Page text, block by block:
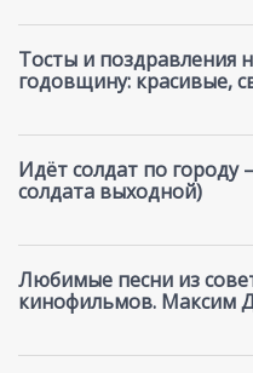
Тосты и поздравления
годовщину: красивые,
Идёт солдат по городу
солдата выходной)
Любимые песни из
кинофильмов. Максим